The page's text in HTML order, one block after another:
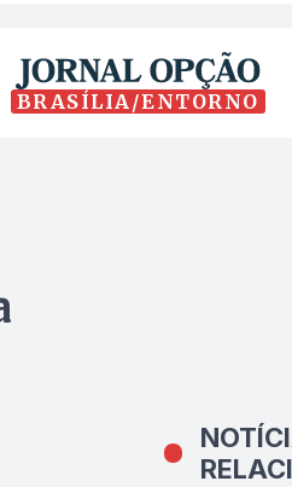
BRASÍLIA/ENTORNO